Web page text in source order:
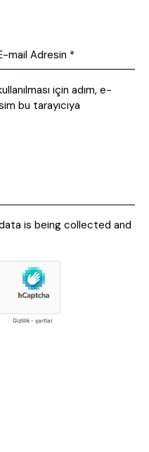
için adım, e-
bu tarayıcıya
is being collected and